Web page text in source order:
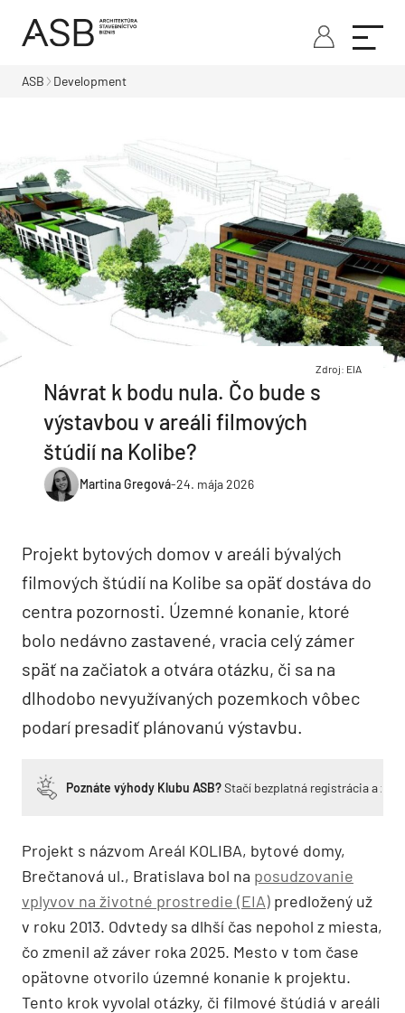
ASB Development
Zdroj: EIA
Návrat k bodu nula. Čo bude s
výstavbou v areáli filmových
štúdií na Kolibe?
Martina Gregová-24. mája 2026
Projekt bytových domov v areáli bývalých
filmových štúdií na Kolibe sa opäť dostáva do
centra pozornosti. Územné konanie, ktoré
bolo nedávno zastavené, vracia celý zámer
späť na začiatok a otvára otázku, či sa na
dlhodobo nevyužívaných pozemkoch vôbec
podarí presadiť plánovanú výstavbu.
Poznáte výhody Klubu ASB?Stačí bezplatná registrácia a
Projekt s názvom Areál KOLIBA, bytové domy,
Brečtanová ul., Bratislava bol na posudzovanie
vplyvov na životné prostredie (EIA) predložený už
v roku 2013. Odvtedy sa dlhší čas nepohol z miesta,
čo zmenil až záver roka 2025. Mesto v tom čase
opätovne otvorilo územné konanie k projektu.
Tento krok vyvolal otázky, či filmové štúdiá v areáli